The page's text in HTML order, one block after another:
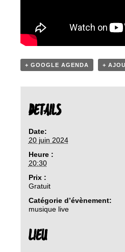
+ GOOGLE AGENDA +
DETAILS
Date:
20 juin 2024
Heure :
20:30
Prix :
Gratuit
Catégorie d’évènement:
musique live
LIEU